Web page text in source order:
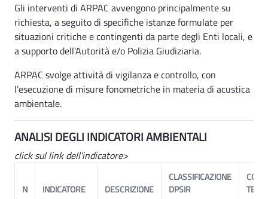
Gli interventi di ARPAC avvengono principalmente su
richiesta, a seguito di specifiche istanze formulate per
situazioni critiche e contingenti da parte degli Enti locali, e
a supporto dell’Autorità e/o Polizia Giudiziaria.
ARPAC svolge attività di vigilanza e controllo, con
l’esecuzione di misure fonometriche in materia di acustica
ambientale.
ANALISI DEGLI INDICATORI AMBIENTALI
click sul link dell'indicatore>
N INDICATORE DESCRIZIONE
CLASSIFICAZIONE
DPSIR